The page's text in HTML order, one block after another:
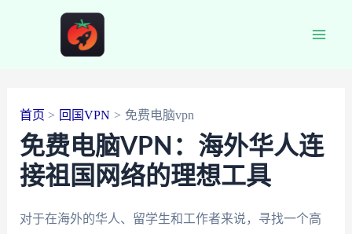
首页 回国VPN 免费电脑vpn
免费电脑VPN：海外华人连
接祖国网络的理想工具
对于在海外的华人、留学生和工作者来说，寻找一个高